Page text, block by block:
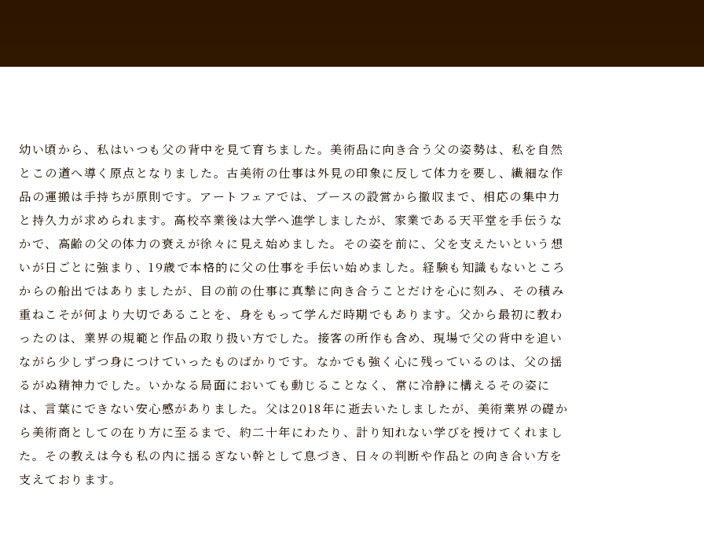
幼い頃から、私はいつも父の背中を見て育ちました。美術品に向き合う父の姿勢は、私を自然
とこの道へ導く原点となりました。古美術の仕事は外見の印象に反して体力を要し、繊細な作
品の運搬は手持ちが原則です。アートフェアでは、ブースの設営から撤収まで、相応の集中力
と持久力が求められます。高校卒業後は大学へ進学しましたが、家業である天平堂を手伝うな
かで、高齢の父の体力の衰えが徐々に見え始めました。その姿を前に、父を支えたいという想
いが日ごとに強まり、19歳で本格的に父の仕事を手伝い始めました。経験も知識もないところ
からの船出ではありましたが、目の前の仕事に真摯に向き合うことだけを心に刻み、その積み
重ねこそが何より大切であることを、身をもって学んだ時期でもあります。父から最初に教わ
ったのは、業界の規範と作品の取り扱い方でした。接客の所作も含め、現場で父の背中を追い
ながら少しずつ身につけていったものばかりです。なかでも強く心に残っているのは、父の揺
るがぬ精神力でした。いかなる局面においても動じることなく、常に冷静に構えるその姿に
は、言葉にできない安心感がありました。父は2018年に逝去いたしましたが、美術業界の礎か
ら美術商としての在り方に至るまで、約二十年にわたり、計り知れない学びを授けてくれまし
た。その教えは今も私の内に揺るぎない幹として息づき、日々の判断や作品との向き合い方を
支えております。